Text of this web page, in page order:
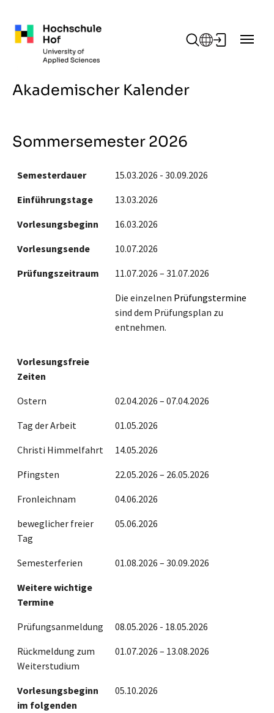
Akademischer Kalender
Sommersemester 2026
Semesterdauer
15.03.2026 - 30.09.2026
Einführungstage
13.03.2026
Vorlesungsbeginn
16.03.2026
Vorlesungsende
10.07.2026
Prüfungszeitraum
11.07.2026 – 31.07.2026
Die einzelnen Prüfungstermine
sind dem Prüfungsplan zu
entnehmen.
Vorlesungsfreie
Zeiten
Ostern
02.04.2026 – 07.04.2026
Tag der Arbeit
01.05.2026
Christi Himmelfahrt
14.05.2026
Pfingsten
22.05.2026 – 26.05.2026
Fronleichnam
04.06.2026
beweglicher freier
Tag
05.06.2026
Semesterferien
01.08.2026 – 30.09.2026
Weitere wichtige
Termine
Prüfungsanmeldung
08.05.2026 - 18.05.2026
Rückmeldung zum
Weiterstudium
01.07.2026 – 13.08.2026
Vorlesungsbeginn
im folgenden
05.10.2026